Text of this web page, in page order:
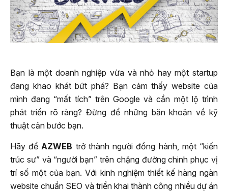
Bạn là một doanh nghiệp vừa và nhỏ hay một startup
đang khao khát bứt phá? Bạn cảm thấy website của
mình đang “mất tích” trên Google và cần một lộ trình
phát triển rõ ràng? Đừng để những băn khoăn về kỹ
thuật cản bước bạn.
Hãy đểAZWEB trở thành người đồng hành, một “kiến
trúc sư” và “người bạn” trên chặng đường chinh phục vị
trí số một của bạn. Với kinh nghiệm thiết kế hàng ngàn
website chuẩn SEO và triển khai thành công nhiều dự án